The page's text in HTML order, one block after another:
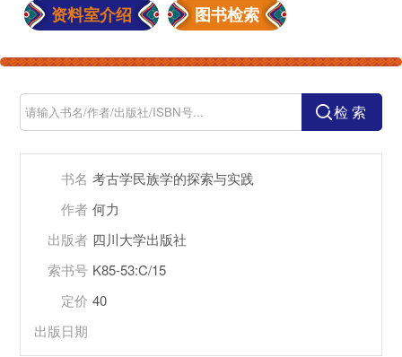
资料室介绍 图书检索
检 索
书名 考古学民族学的探索与实践
作者 何力
出版者 四川大学出版社
索书号 K85-53:C/15
定价 40
出版日期